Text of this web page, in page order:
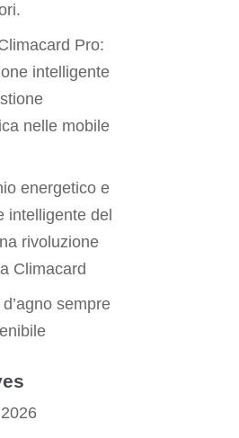
Pro:
intelligente
nelle mobile
energetico e
intelligente del
rivoluzione
Climacard
sempre